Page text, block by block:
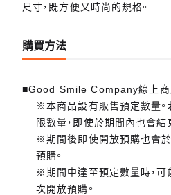
尺寸，既方便又時尚的規格。
購買方法
■Good Smile Company線上商
※本商品設有販售預定數量
限數量，即使於期間內也會結
※期間後即使開放預購也會
預購。
※期間中達至預定數量時，
次開放預購。